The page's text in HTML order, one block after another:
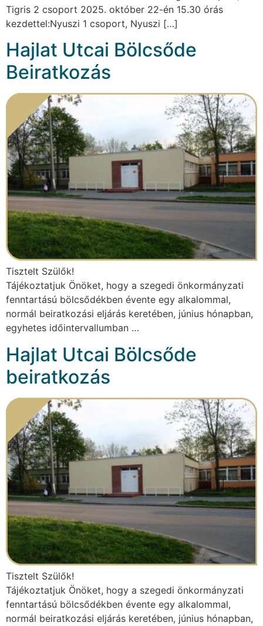
Tigris 2 csoport 2025. október 22-én 15.30 órás
kezdettel:Nyuszi 1 csoport, Nyuszi […]
Hajlat Utcai Bölcsőde
Beiratkozás
Tisztelt Szülők!
Tájékoztatjuk Önöket, hogy a szegedi önkormányzati
fenntartású bölcsődékben évente egy alkalommal,
normál beiratkozási eljárás keretében, június hónapban,
egyhetes időintervallumban …
Hajlat Utcai Bölcsőde
beiratkozás
Tisztelt Szülők!
Tájékoztatjuk Önöket, hogy a szegedi önkormányzati
fenntartású bölcsődékben évente egy alkalommal,
normál beiratkozási eljárás keretében, június hónapban,